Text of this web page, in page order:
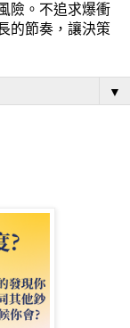
險。不追求爆衝
的節奏，讓決策
▼